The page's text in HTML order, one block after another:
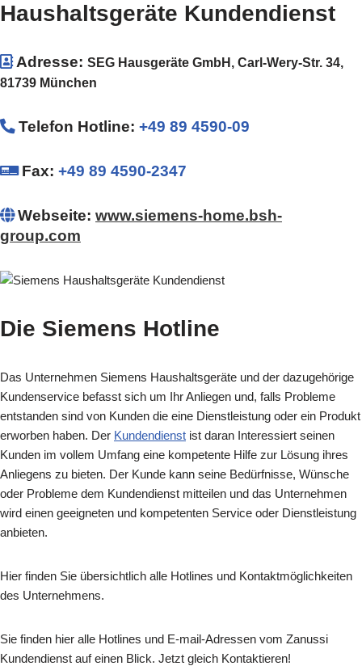
Haushaltsgeräte Kundendienst
Adresse: SEG Hausgeräte GmbH, Carl-Wery-Str. 34,
81739 München
Telefon Hotline: +49 89 4590-09
Fax: +49 89 4590-2347
Webseite: www.siemens-home.bsh-
group.com
Die Siemens Hotline
Das Unternehmen Siemens Haushaltsgeräte und der dazugehörige
Kundenservice befasst sich um Ihr Anliegen und, falls Probleme
entstanden sind von Kunden die eine Dienstleistung oder ein Produkt
erworben haben. Der Kundendienst ist daran Interessiert seinen
Kunden im vollem Umfang eine kompetente Hilfe zur Lösung ihres
Anliegens zu bieten. Der Kunde kann seine Bedürfnisse, Wünsche
oder Probleme dem Kundendienst mitteilen und das Unternehmen
wird einen geeigneten und kompetenten Service oder Dienstleistung
anbieten.
Hier finden Sie übersichtlich alle Hotlines und Kontaktmöglichkeiten
des Unternehmens.
Sie finden hier alle Hotlines und E-mail-Adressen vom Zanussi
Kundendienst auf einen Blick. Jetzt gleich Kontaktieren!